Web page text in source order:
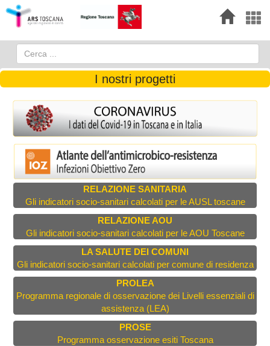
I nostri progetti
RELAZIONE SANITARIA
Gli indicatori socio-sanitari calcolati per le AUSL toscane
RELAZIONE AOU
Gli indicatori socio-sanitari calcolati per le AOU Toscane
LA SALUTE DEI COMUNI
Gli indicatori socio-sanitari calcolati per comune di residenza
PROLEA
Programma regionale di osservazione dei Livelli essenziali di
assistenza (LEA)
PROSE
Programma osservazione esiti Toscana